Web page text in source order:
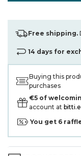
Free shipping.
14 days for
Buying this
purchases
€5 of
account at
You get 6